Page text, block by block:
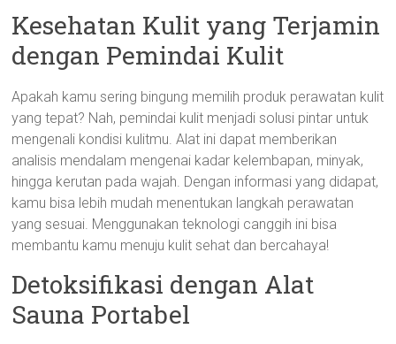
Kesehatan Kulit yang Terjamin
dengan Pemindai Kulit
Apakah kamu sering bingung memilih produk perawatan kulit
yang tepat? Nah, pemindai kulit menjadi solusi pintar untuk
mengenali kondisi kulitmu. Alat ini dapat memberikan
analisis mendalam mengenai kadar kelembapan, minyak,
hingga kerutan pada wajah. Dengan informasi yang didapat,
kamu bisa lebih mudah menentukan langkah perawatan
yang sesuai. Menggunakan teknologi canggih ini bisa
membantu kamu menuju kulit sehat dan bercahaya!
Detoksifikasi dengan Alat
Sauna Portabel